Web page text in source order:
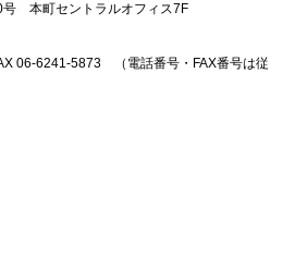
号 本町セントラルオフィス7F
06-6241-5873 （電話番号・FAX番号は従